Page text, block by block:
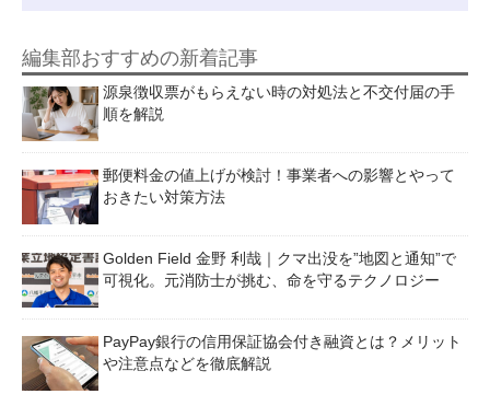
編集部おすすめの新着記事
源泉徴収票がもらえない時の対処法と不交付届の手
順を解説
郵便料金の値上げが検討！事業者への影響とやって
おきたい対策方法
Golden Field 金野 利哉｜クマ出没を”地図と通知”で
可視化。元消防士が挑む、命を守るテクノロジー
PayPay銀行の信用保証協会付き融資とは？メリット
や注意点などを徹底解説